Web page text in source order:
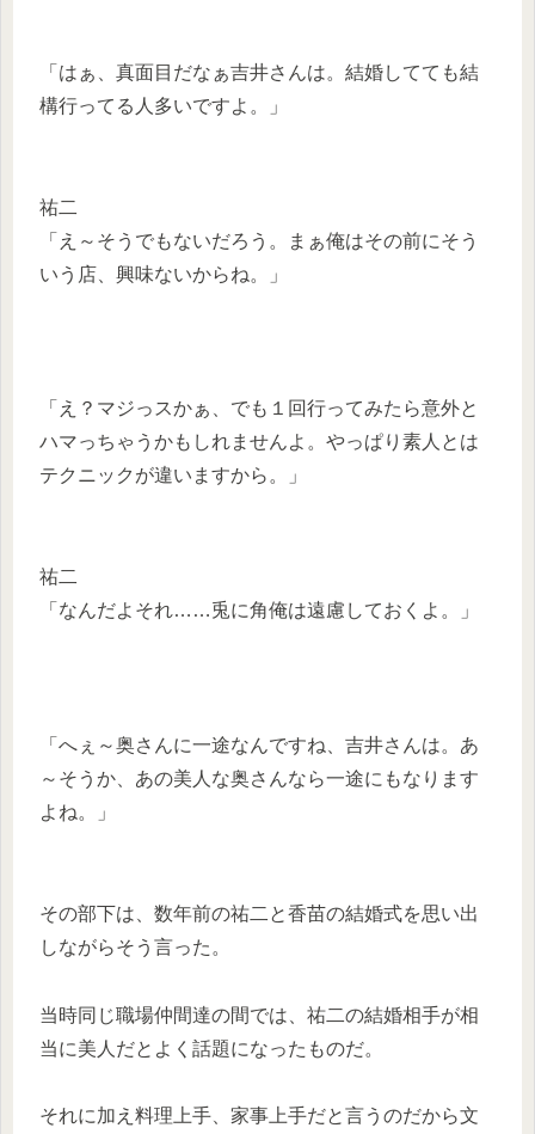
「はぁ、真面目だなぁ吉井さんは。結婚してても結
構行ってる人多いですよ。」
祐二
「え～そうでもないだろう。まぁ俺はその前にそう
いう店、興味ないからね。」
「え？マジっスかぁ、でも１回行ってみたら意外と
ハマっちゃうかもしれませんよ。やっぱり素人とは
テクニックが違いますから。」
祐二
「なんだよそれ……兎に角俺は遠慮しておくよ。」
「へぇ～奥さんに一途なんですね、吉井さんは。あ
～そうか、あの美人な奥さんなら一途にもなります
よね。」
その部下は、数年前の祐二と香苗の結婚式を思い出
しながらそう言った。
当時同じ職場仲間達の間では、祐二の結婚相手が相
当に美人だとよく話題になったものだ。
それに加え料理上手、家事上手だと言うのだから文